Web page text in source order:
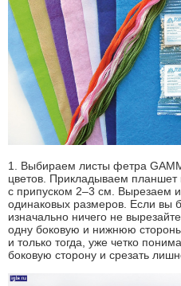
1. Выбираем листы фетра
цветов. Прикладываем планшет
с припуском 2–3 см. Вырезаем
одинаковых размеров. Если вы
изначально ничего не
одну боковую и нижнюю
и только тогда, уже четко
боковую сторону и срезать